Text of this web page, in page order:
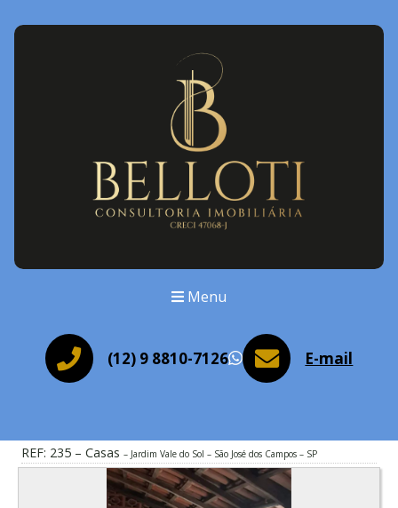
Menu
(12) 9 8810-7126 WhatsApp
E-mail
REF: 235 – Casas Jardim Vale do Sol – São José dos Campos – SP